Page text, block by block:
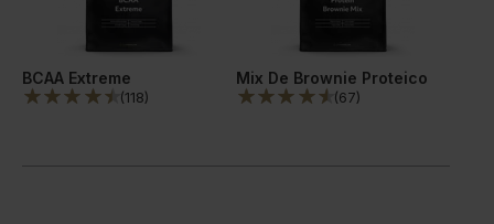
BCAA Extreme
(118)
Mix De Brownie Proteico
(67)